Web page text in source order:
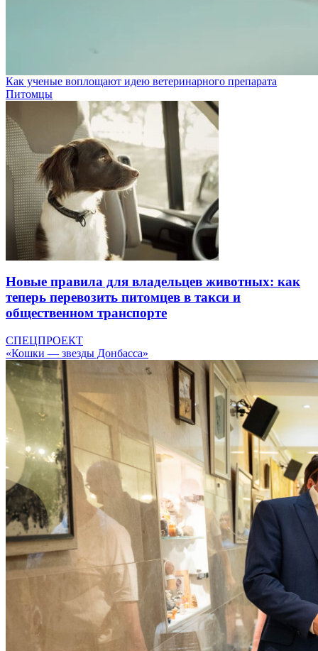
Как ученые воплощают идею ветеринарного препарата
Питомцы
Новые правила для владельцев животных: как
теперь перевозить питомцев в такси и
общественном транспорте
СПЕЦПРОЕКТ
«Кошки — звезды Донбасса»